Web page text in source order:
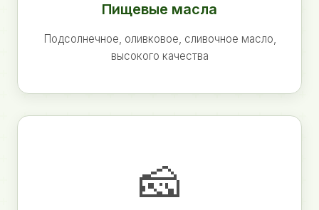
Пищевые масла
Подсолнечное, оливковое, сливочное масло,
высокого качества
🧀